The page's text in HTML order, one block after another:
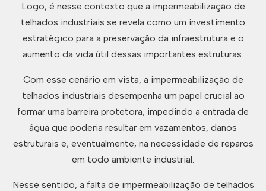
Logo, é nesse contexto que a impermeabilização de
telhados industriais se revela como um investimento
estratégico para a preservação da infraestrutura e o
aumento da vida útil dessas importantes estruturas.
Com esse cenário em vista, a impermeabilização de
telhados industriais desempenha um papel crucial ao
formar uma barreira protetora, impedindo a entrada de
água que poderia resultar em vazamentos, danos
estruturais e, eventualmente, na necessidade de reparos
em todo ambiente industrial.
Nesse sentido, a falta de impermeabilização de telhados